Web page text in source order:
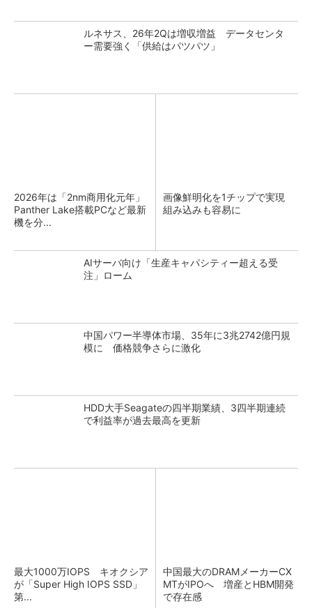
ルネサス、26年2Qは増収増益 データセンタ
ー需要強く「供給はパツパツ」
2026年は「2nm商用化元年」
Panther Lake搭載PCなど最新
機を分...
画像鮮明化を1チップで実現
組み込みも容易に
AIサーバ向け「生産キャパシティー超える受
注」ローム
中国パワー半導体市場、35年に3兆2742億円規
模に 価格競争さらに激化
HDD大手Seagateの四半期業績、3四半期連続
で利益率が過去最高を更新
最大1000万IOPS キオクシア
が「Super High IOPS SSD」
第...
中国最大のDRAMメーカーCX
MTがIPOへ 増産とHBM開発
で存在感